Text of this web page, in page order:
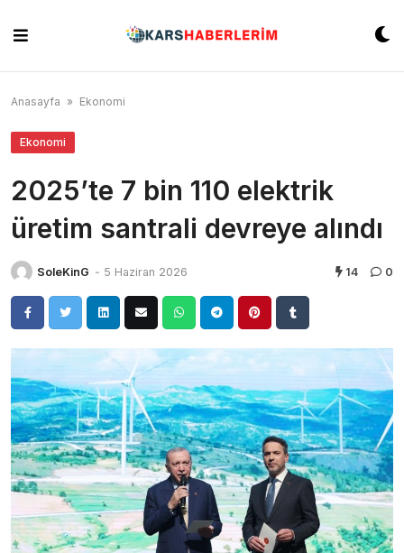
content
Anasayfa » Ekonomi
Ekonomi
2025’te 7 bin 110 elektrik
üretim santrali devreye alındı
SoleKinG - 5 Haziran 2026 14 0